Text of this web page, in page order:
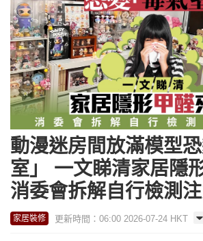
動漫迷房間放滿模型
室」 一文睇清家居隱
消委會拆解自行檢測
家居裝修 更新時間：06:00 2026-07-24 HKT